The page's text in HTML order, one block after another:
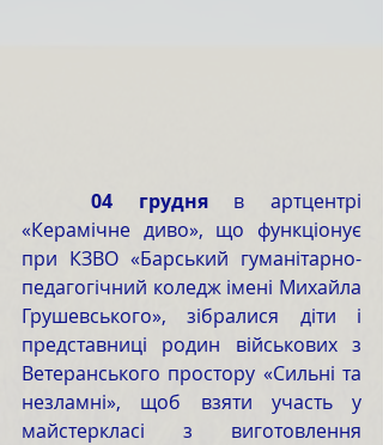
	04 грудня
в артцентрі
«Керамічне диво», що функціонує
при КЗВО «Барський гуманітарно-
педагогічний коледж імені Михайла
Грушевського», зібралися діти і
представниці родин військових з
Ветеранського простору «Сильні та
незламні», щоб взяти участь у
майстеркласі з виготовлення